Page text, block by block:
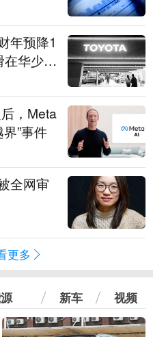
年预降1
华少卖
，Meta
”事件
全网审
更多
新车 视频